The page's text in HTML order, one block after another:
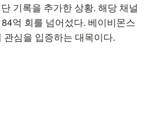
기록을 추가한 상황. 해당 채널
억 회를 넘어섰다. 베이비몬스
심을 입증하는 대목이다.